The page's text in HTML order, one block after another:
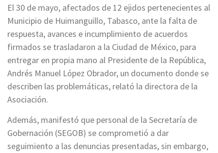
El 30 de mayo, afectados de 12 ejidos pertenecientes al
Municipio de Huimanguillo, Tabasco, ante la falta de
respuesta, avances e incumplimiento de acuerdos
firmados se trasladaron a la Ciudad de México, para
entregar en propia mano al Presidente de la República,
Andrés Manuel López Obrador, un documento donde se
describen las problemáticas, relató la directora de la
Asociación.
Además, manifestó que personal de la Secretaría de
Gobernación (SEGOB) se comprometió a dar
seguimiento a las denuncias presentadas, sin embargo,